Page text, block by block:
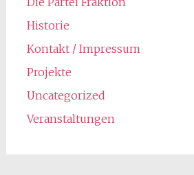
Historie
Kontakt / Impressum
Projekte
Uncategorized
Veranstaltungen